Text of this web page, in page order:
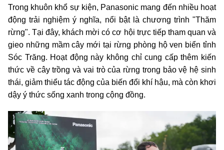
Trong khuôn khổ sự kiện, Panasonic mang đến nhiều hoạt
động trải nghiệm ý nghĩa, nổi bật là chương trình "Thăm
rừng". Tại đây, khách mời có cơ hội trực tiếp tham quan và
gieo những mầm cây mới tại rừng phòng hộ ven biển tỉnh
Sóc Trăng. Hoạt động này không chỉ cung cấp thêm kiến
thức về cây trồng và vai trò của rừng trong bảo vệ hệ sinh
thái, giảm thiểu tác động của biến đổi khí hậu, mà còn khơi
dậy ý thức sống xanh trong cộng đồng.